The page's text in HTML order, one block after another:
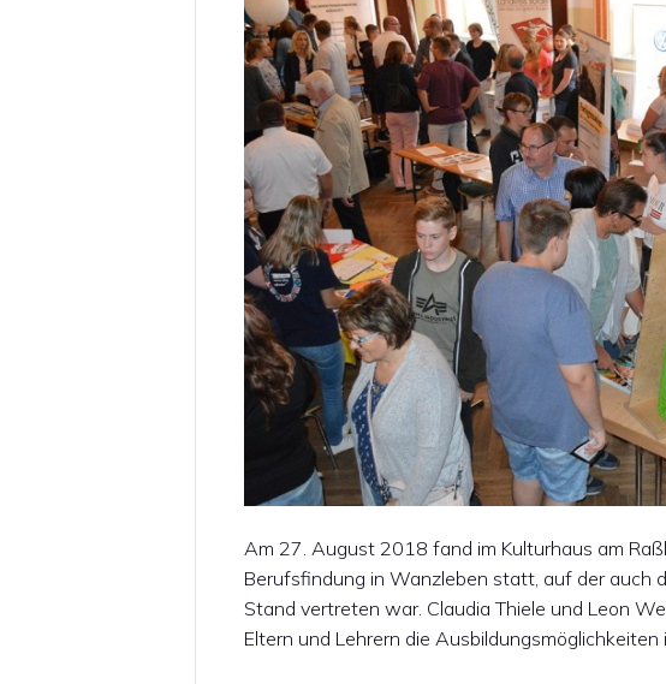
Am 27. August 2018 fand im Kulturhaus am
Berufsfindung in Wanzleben statt, auf der auch
Stand vertreten war. Claudia Thiele und Leon
Eltern und Lehrern die